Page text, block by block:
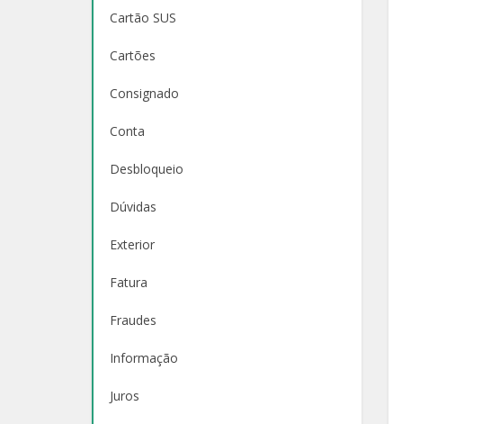
Cartão SUS
Cartões
Consignado
Conta
Desbloqueio
Dúvidas
Exterior
Fatura
Fraudes
Informação
Juros